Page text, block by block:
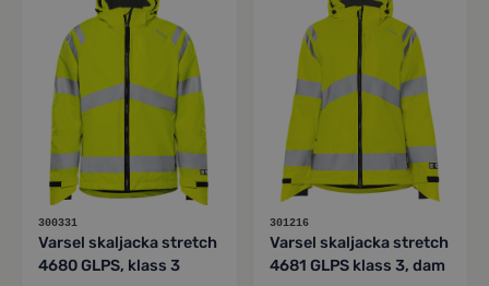
300331
Varsel skaljacka stretch
4680 GLPS, klass 3
301216
Varsel skaljacka stretch
4681 GLPS klass 3, dam